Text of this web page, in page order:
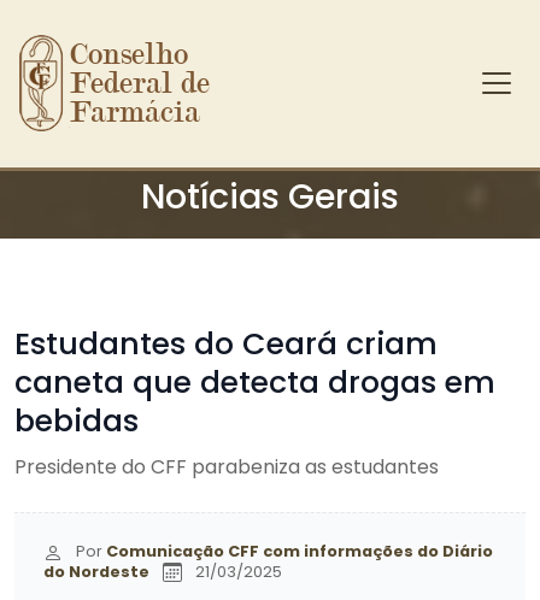
Ir para o conteúdo principal
Conselho
Federal de
Farmácia
Notícias Gerais
Estudantes do Ceará criam
caneta que detecta drogas em
bebidas
Presidente do CFF parabeniza as estudantes
Por Comunicação CFF com informações do Diário
do Nordeste
21/03/2025